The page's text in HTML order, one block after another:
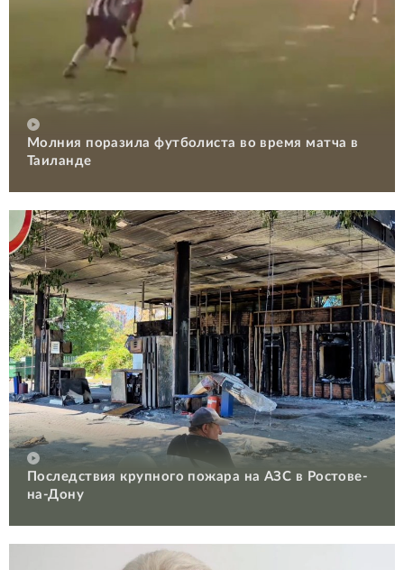
Молния поразила футболиста во время матча в
Таиланде
Последствия крупного пожара на АЗС в Ростове-
на-Дону